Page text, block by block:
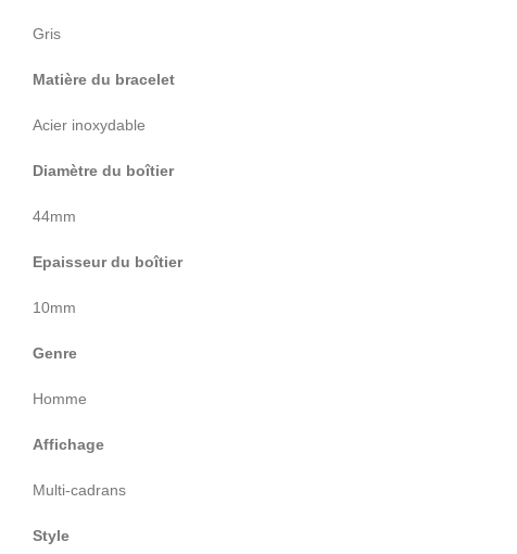
Gris
Matière du bracelet
Acier inoxydable
Diamètre du boîtier
44mm
Epaisseur du boîtier
10mm
Genre
Homme
Affichage
Multi-cadrans
Style